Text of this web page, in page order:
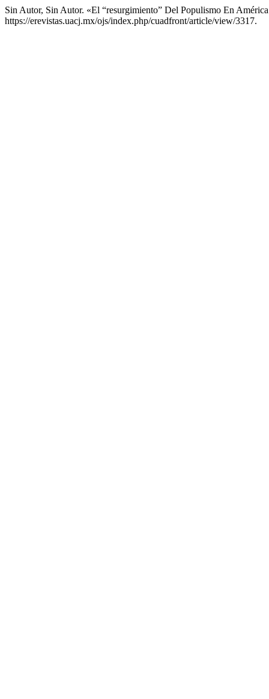
Sin Autor, Sin Autor. «El “resurgimiento” Del Populismo En
https://erevistas.uacj.mx/ojs/index.php/cuadfront/article/view/3317.